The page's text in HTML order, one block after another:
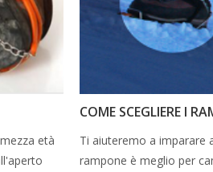
età
COME SCEGLIERE I
Ti aiuteremo a imparare
rampone è meglio per